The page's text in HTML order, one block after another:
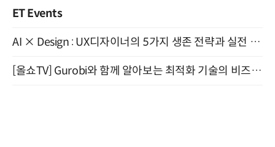
ET Events
AI × Design : UX디자이너의 5가지 생존 전략과 실전 대응 8월 28일 개최
[올쇼TV] Gurobi와 함께 알아보는 최적화 기술의 비즈니스 활용 (8월 20일 생방송)